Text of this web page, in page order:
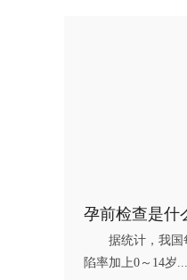
孕前检查是什
据统计，我国
陷率加上0～14岁...